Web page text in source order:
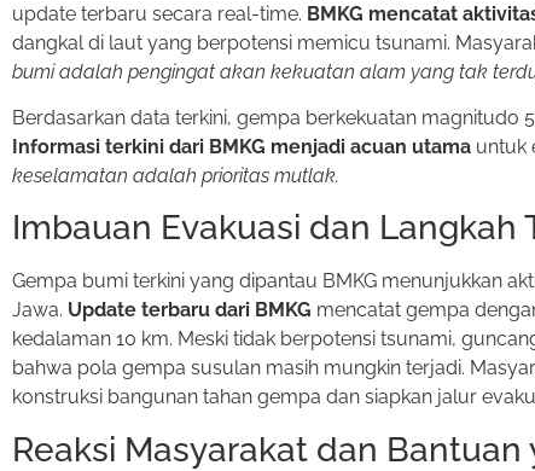
update terbaru secara real-time. BMKG mencatat
dangkal di laut yang berpotensi memicu tsunami.
bumi adalah pengingat akan kekuatan alam yang tak
Berdasarkan data terkini, gempa berkekuatan magnitudo
Informasi terkini dari BMKG menjadi acuan utama untuk
keselamatan adalah prioritas mutlak.
Imbauan Evakuasi dan Langkah
Gempa bumi terkini yang dipantau BMKG menunjukkan
Jawa. Update terbaru dari BMKG mencatat gempa
kedalaman 10 km. Meski tidak berpotensi tsunami,
bahwa pola gempa susulan masih mungkin terjadi.
konstruksi bangunan tahan gempa dan siapkan jalur
Reaksi Masyarakat dan Bantuan